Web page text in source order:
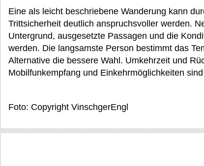
Eine als leicht beschriebene Wanderung kann
Trittsicherheit deutlich anspruchsvoller werden.
Untergrund, ausgesetzte Passagen und die
werden. Die langsamste Person bestimmt das
Alternative die bessere Wahl. Umkehrzeit und
Mobilfunkempfang und Einkehrmöglichkeiten
Foto: Copyright VinschgerEngl